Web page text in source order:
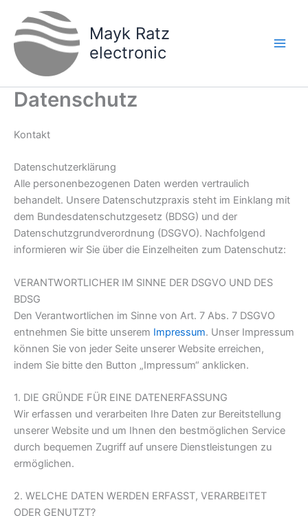
Inhalt
springen
Mayk Ratz
electronic
Datenschutz
Kontakt
Datenschutzerklärung
Alle personenbezogenen Daten werden vertraulich
behandelt. Unsere Datenschutzpraxis steht im Einklang mit
dem Bundesdatenschutzgesetz (BDSG) und der
Datenschutzgrundverordnung (DSGVO). Nachfolgend
informieren wir Sie über die Einzelheiten zum Datenschutz:
VERANTWORTLICHER IM SINNE DER DSGVO UND DES
BDSG
Den Verantwortlichen im Sinne von Art. 7 Abs. 7 DSGVO
entnehmen Sie bitte unserem Impressum. Unser Impressum
können Sie von jeder Seite unserer Website erreichen,
indem Sie bitte den Button „Impressum“ anklicken.
1. DIE GRÜNDE FÜR EINE DATENERFASSUNG
Wir erfassen und verarbeiten Ihre Daten zur Bereitstellung
unserer Website und um Ihnen den bestmöglichen Service
durch bequemen Zugriff auf unsere Dienstleistungen zu
ermöglichen.
2. WELCHE DATEN WERDEN ERFASST, VERARBEITET
ODER GENUTZT?